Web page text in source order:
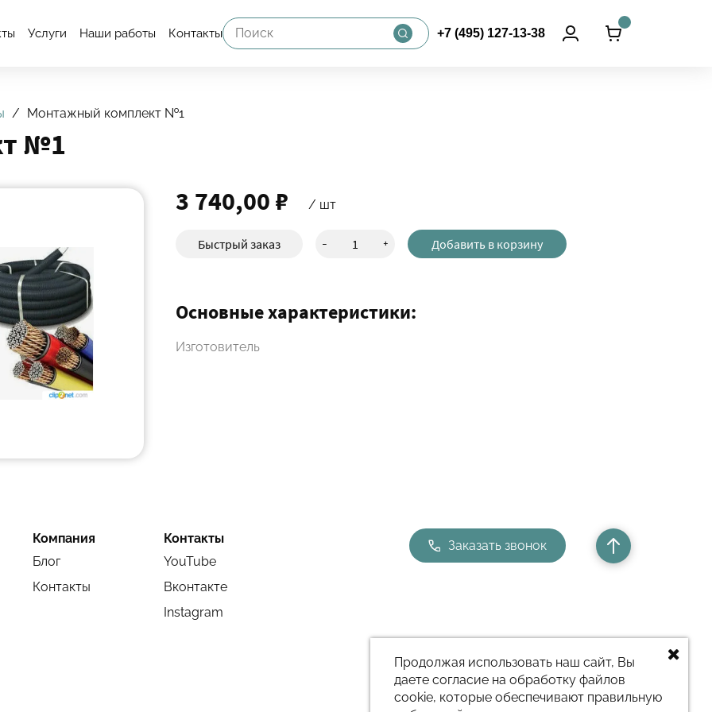
Услуги Наши работы Контакты +7 (495) 127-13-38
Монтажный комплект №1
№1
3 740,00 ₽ / шт
Быстрый заказ - + Добавить в корзину
Основные характеристики:
Изготовитель
Компания
Блог
Контакты
Контакты
YouTube
Вконтакте
Instagram
Заказать звонок
Продолжая использовать наш сайт, Вы
даете согласие на обработку файлов
cookie, которые обеспечивают правильную